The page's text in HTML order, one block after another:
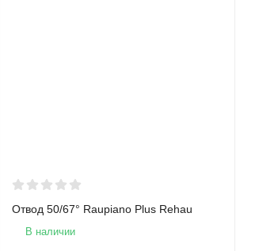
Отвод 50/67° Raupiano Plus Rehau
В наличии